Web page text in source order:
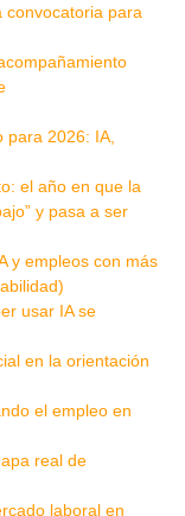
convocatoria para
para 2026: IA,
el año en que la
y pasa a ser
y empleos con más
usar IA se
en la orientación
el empleo en
real de
laboral en